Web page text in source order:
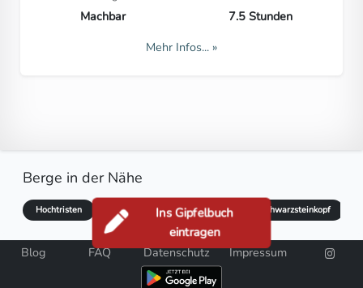
Machbar
7.5 Stunden
Mehr Infos... »
Ins Gipfelbuch
eintragen
Berge in der Nähe
Hochtristen Grafische Tristen Gonhorn Schwarzsteinkopf
Blog FAQ Datenschutz Impressum